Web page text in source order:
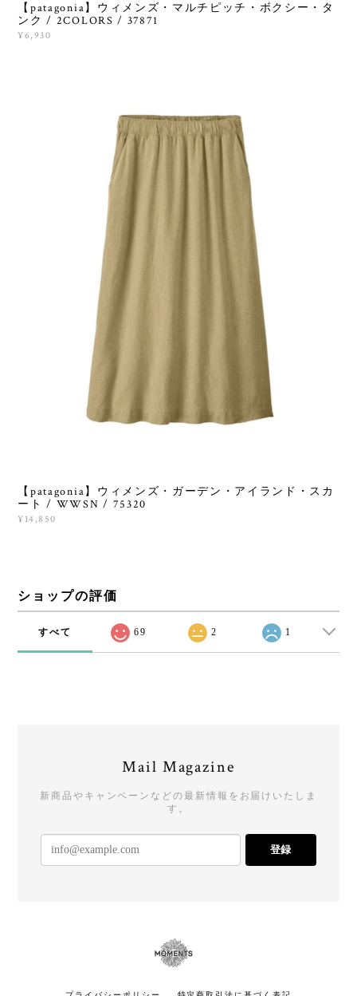
【patagonia】ウィメンズ・マルチピッチ・ボクシー・タ
ンク / 2COLORS / 37871
¥6,930
【patagonia】ウィメンズ・ガーデン・アイランド・スカ
ート / WWSN / 75320
¥14,850
ショップの評価
すべて 69 2 1
Mail Magazine
新商品やキャンペーンなどの最新情報をお届けいたしま
す。
登録